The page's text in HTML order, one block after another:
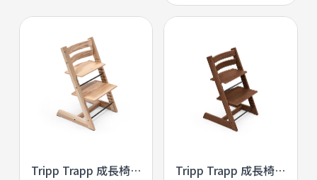
Tripp Trapp 成長椅
Tripp Trapp 成長椅